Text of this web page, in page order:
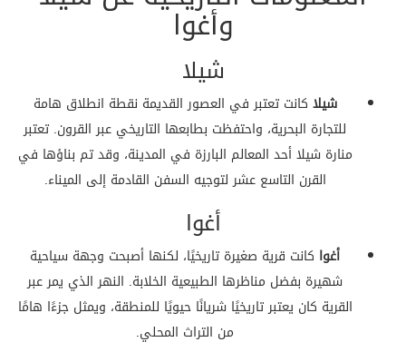
وأغوا
شيلا
شيلا كانت تعتبر في العصور القديمة نقطة انطلاق هامة
للتجارة البحرية، واحتفظت بطابعها التاريخي عبر القرون. تعتبر
منارة شيلا أحد المعالم البارزة في المدينة، وقد تم بناؤها في
القرن التاسع عشر لتوجيه السفن القادمة إلى الميناء.
أغوا
أغوا كانت قرية صغيرة تاريخيًا، لكنها أصبحت وجهة سياحية
شهيرة بفضل مناظرها الطبيعية الخلابة. النهر الذي يمر عبر
القرية كان يعتبر تاريخيًا شريانًا حيويًا للمنطقة، ويمثل جزءًا هامًا
من التراث المحلي.